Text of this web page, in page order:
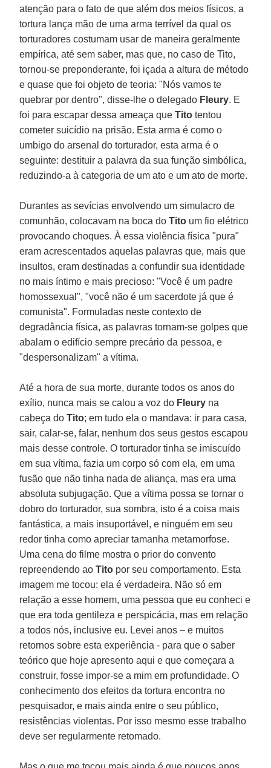
atenção para o fato de que além dos meios físicos, a
tortura lança mão de uma arma terrível da qual os
torturadores costumam usar de maneira geralmente
empírica, até sem saber, mas que, no caso de Tito,
tornou-se preponderante, foi içada a altura de método
e quase que foi objeto de teoria: "Nós vamos te
quebrar por dentro", disse-lhe o delegado Fleury. E
foi para escapar dessa ameaça queTitotentou
cometer suicídio na prisão. Esta arma é como o
umbigo do arsenal do torturador, esta arma é o
seguinte: destituir a palavra da sua função simbólica,
reduzindo-a à categoria de um ato e um ato de morte.
Durantes as sevícias envolvendo um simulacro de
comunhão, colocavam na boca doTito um fio elétrico
provocando choques. À essa violência física "pura"
eram acrescentados aquelas palavras que, mais que
insultos, eram destinadas a confundir sua identidade
no mais íntimo e mais precioso: "Você é um padre
homossexual", "você não é um sacerdote já que é
comunista". Formuladas neste contexto de
degradância física, as palavras tornam-se golpes que
abalam o edifício sempre precário da pessoa, e
"despersonalizam" a vítima.
Até a hora de sua morte, durante todos os anos do
exílio, nunca mais se calou a voz do Fleury na
cabeça doTito; em tudo ela o mandava: ir para casa,
sair, calar-se, falar, nenhum dos seus gestos escapou
mais desse controle. O torturador tinha se imiscuído
em sua vítima, fazia um corpo só com ela, em uma
fusão que não tinha nada de aliança, mas era uma
absoluta subjugação. Que a vítima possa se tornar o
dobro do torturador, sua sombra, isto é a coisa mais
fantástica, a mais insuportável, e ninguém em seu
redor tinha como apreciar tamanha metamorfose.
Uma cena do filme mostra o prior do convento
repreendendo aoTito por seu comportamento. Esta
imagem me tocou: ela é verdadeira. Não só em
relação a esse homem, uma pessoa que eu conheci e
que era toda gentileza e perspicácia, mas em relação
a todos nós, inclusive eu. Levei anos – e muitos
retornos sobre esta experiência - para que o saber
teórico que hoje apresento aqui e que começara a
construir, fosse impor-se a mim em profundidade. O
conhecimento dos efeitos da tortura encontra no
pesquisador, e mais ainda entre o seu público,
resistências violentas. Por isso mesmo esse trabalho
deve ser regularmente retomado.